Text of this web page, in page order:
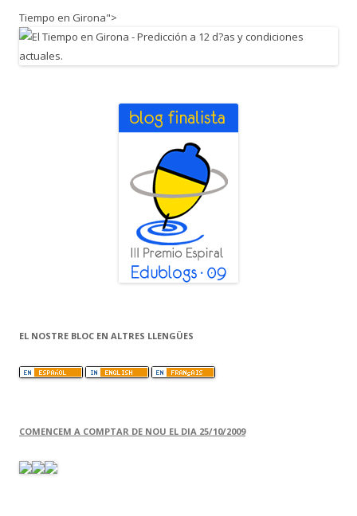
Tiempo en Girona">
EL NOSTRE BLOC EN ALTRES LLENGÜES
COMENCEM A COMPTAR DE NOU EL DIA 25/10/2009